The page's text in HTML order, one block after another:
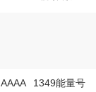
1349能量号
AAAA